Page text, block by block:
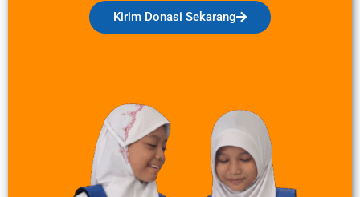
Kirim Donasi Sekarang